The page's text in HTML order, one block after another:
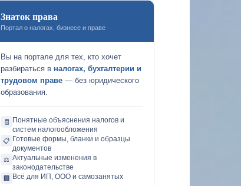
Знаток права
Портал о налогах, бизнесе и праве
Вы на портале для тех, кто хочет
разбираться в налогах, бухгалтерии и
трудовом праве — без юридического
образования.
🧾
Понятные объяснения налогов и
систем налогообложения
📋 Готовые формы, бланки и образцы
документов
⚖️ Актуальные изменения в
законодательстве
🏢 Всё для ИП, ООО и самозанятых